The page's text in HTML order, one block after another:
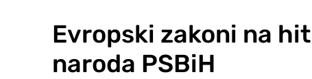
Evropski zakoni na
naroda PSBiH